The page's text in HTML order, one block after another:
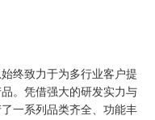
终致力于为多行业客户提
。凭借强大的研发实力与
一系列品类齐全、功能丰